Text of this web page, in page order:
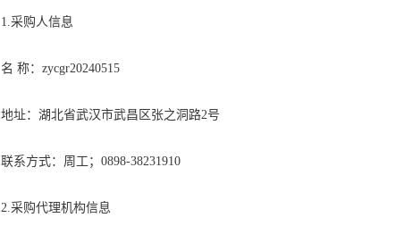
1.采购人信息
名 称：zycgr20240515
地址：湖北省武汉市武昌区张之洞路2号
联系方式：周工；0898-38231910
2.采购代理机构信息